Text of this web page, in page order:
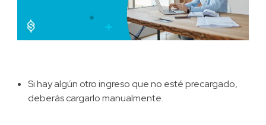
Si hay algún otro ingreso que no esté precargado,
deberás cargarlo manualmente.